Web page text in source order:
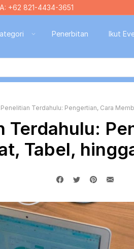
+62 821-4434-3651
Penerbitan Ikut
Penelitian Terdahulu: Pengertian, Cara
Terdahulu:
Tabel,